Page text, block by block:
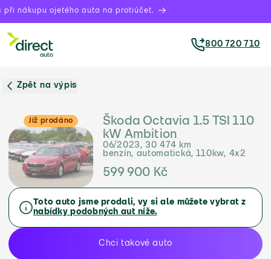
nákupu ojetého auta na protiúčet.
800 720 710
Zpět na výpis
Již prodáno
Škoda Octavia 1.5 TSI 110
kW Ambition
06/2023, 30 474 km
benzín, automatická, 110kw, 4x2
599 900 Kč
Toto auto jsme prodali, vy si ale můžete vybrat z
nabídky podobných aut níže.
Chci takové auto